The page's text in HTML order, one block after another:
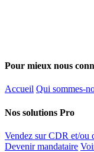
Pour mieux nous
Accueil Qui sommes-
Nos solutions Pro
Vendez sur CDR et/ou
Devenir mandataire